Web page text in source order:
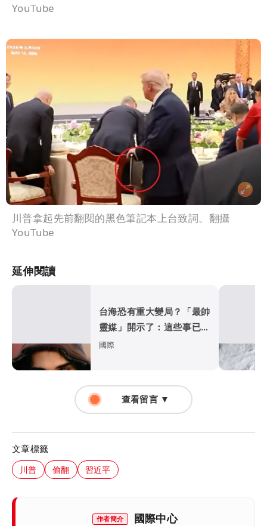
YouTube
川普拿起先前翻閱的黑色筆記本上台致詞。翻攝
YouTube
延伸閱讀
台海恐有重大變局？「最帥
靈媒」開示了：這些事已應
驗
國際
查看留言 ▼
文章標籤
川普 偷翻 習近平
作者簡介 國際中心